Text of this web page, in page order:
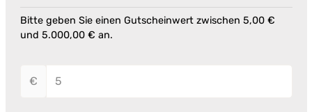
Bitte geben Sie einen Gutscheinwert zwischen 5,00 €
und 5.000,00 € an.
€